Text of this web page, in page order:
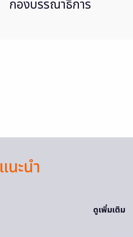
กองบรรณาธิการ
แนะนำ
ดูเพิ่มเติม